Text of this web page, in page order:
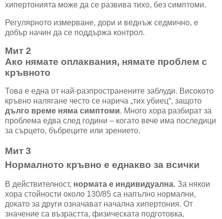
хипертонията може да се развива тихо, без симптоми.
Регулярното измерване, дори и веднъж седмично, е
добър начин да се поддържа контрол.
Мит 2
Ако нямате оплаквания, нямате проблем с
кръвното
Това е една от най-разпространените заблуди. Високото
кръвно налягане често се нарича „тих убиец“, защото
дълго време няма симптоми. Много хора разбират за
проблема едва след години – когато вече има последици
за сърцето, бъбреците или зрението.
Мит 3
Нормалното кръвно е еднакво за всички
В действителност, нормата е индивидуална. За някои
хора стойности около 130/85 са напълно нормални,
докато за други означават начална хипертония. От
значение са възрастта, физическата подготовка,